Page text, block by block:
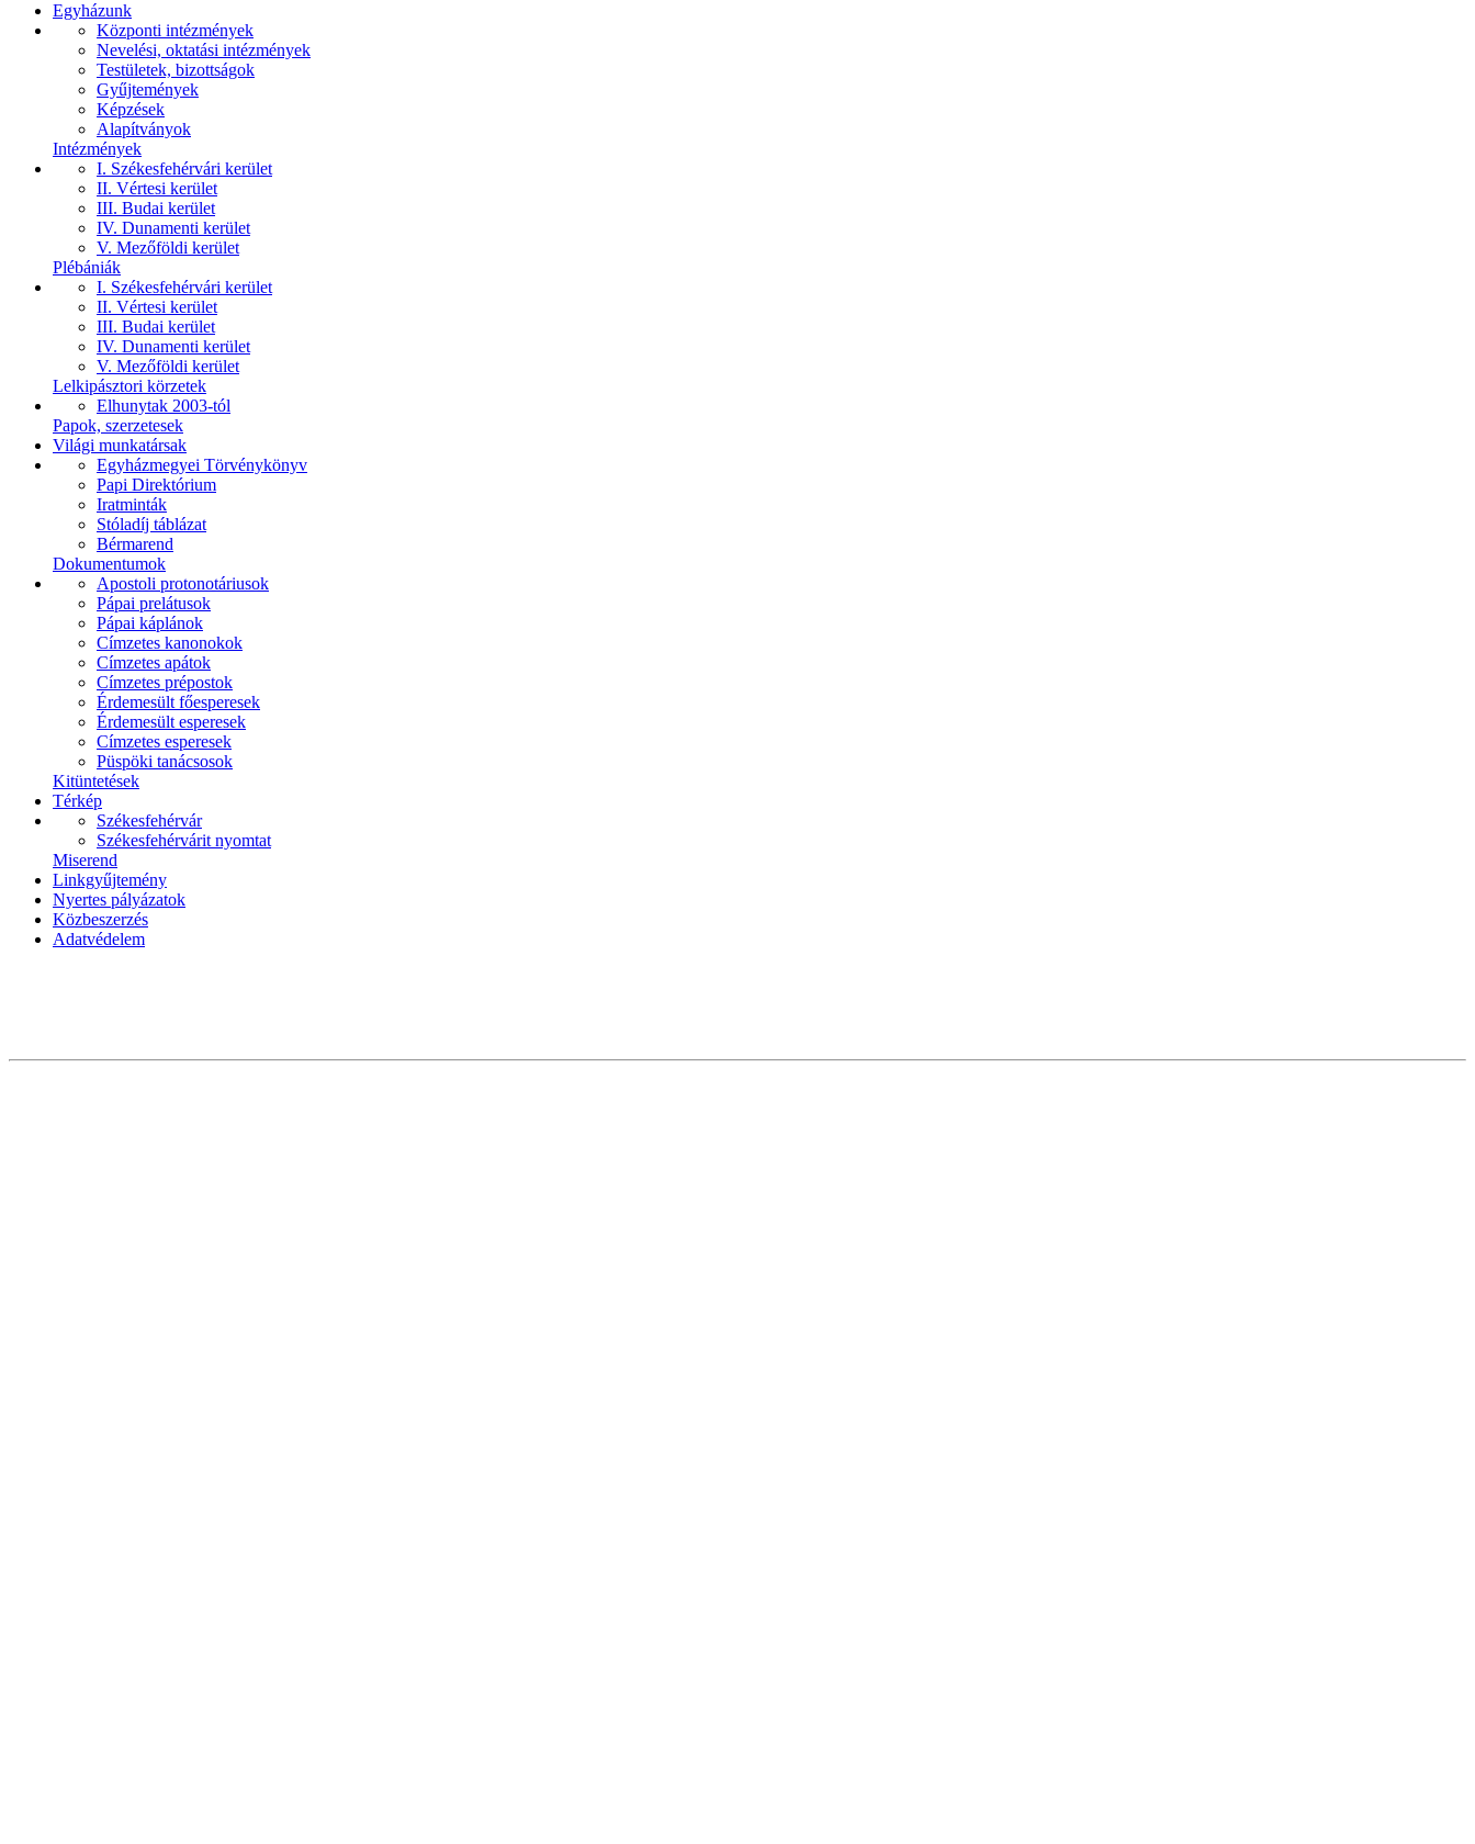
Egyházunk
Központi intézmények
Nevelési, oktatási intézmények
Testületek, bizottságok
Gyűjtemények
Képzések
Alapítványok
Intézmények
I. Székesfehérvári kerület
II. Vértesi kerület
III. Budai kerület
IV. Dunamenti kerület
V. Mezőföldi kerület
Plébániák
I. Székesfehérvári kerület
II. Vértesi kerület
III. Budai kerület
IV. Dunamenti kerület
V. Mezőföldi kerület
Lelkipásztori körzetek
Elhunytak 2003-tól
Papok, szerzetesek
Világi munkatársak
Egyházmegyei Törvénykönyv
Papi Direktórium
Iratminták
Stóladíj táblázat
Bérmarend
Dokumentumok
Apostoli protonotáriusok
Pápai prelátusok
Pápai káplánok
Címzetes kanonokok
Címzetes apátok
Címzetes prépostok
Érdemesült főesperesek
Érdemesült esperesek
Címzetes esperesek
Püspöki tanácsosok
Kitüntetések
Térkép
Székesfehérvár
Székesfehérvárit nyomtat
Miserend
Linkgyűjtemény
Nyertes pályázatok
Közbeszerzés
Adatvédelem